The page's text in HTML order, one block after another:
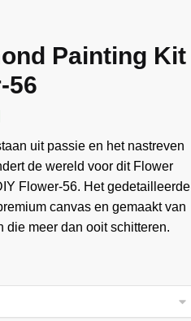
Painting Kit
56
​​uit passie en het nastreven
de wereld voor dit Flower
Flower-56. Het gedetailleerde
canvas en gemaakt van
die meer dan ooit schitteren.